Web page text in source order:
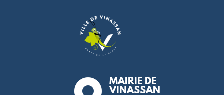
MAIRIE DE
VINASSAN